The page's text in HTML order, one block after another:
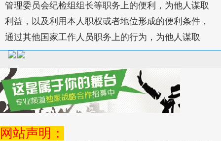
管理委员会纪检组组长等职务上的便利，为他人谋取
利益，以及利用本人职权或者地位形成的便利条件，
通过其他国家工作人员职务上的行为，为他人谋取
网站声明：